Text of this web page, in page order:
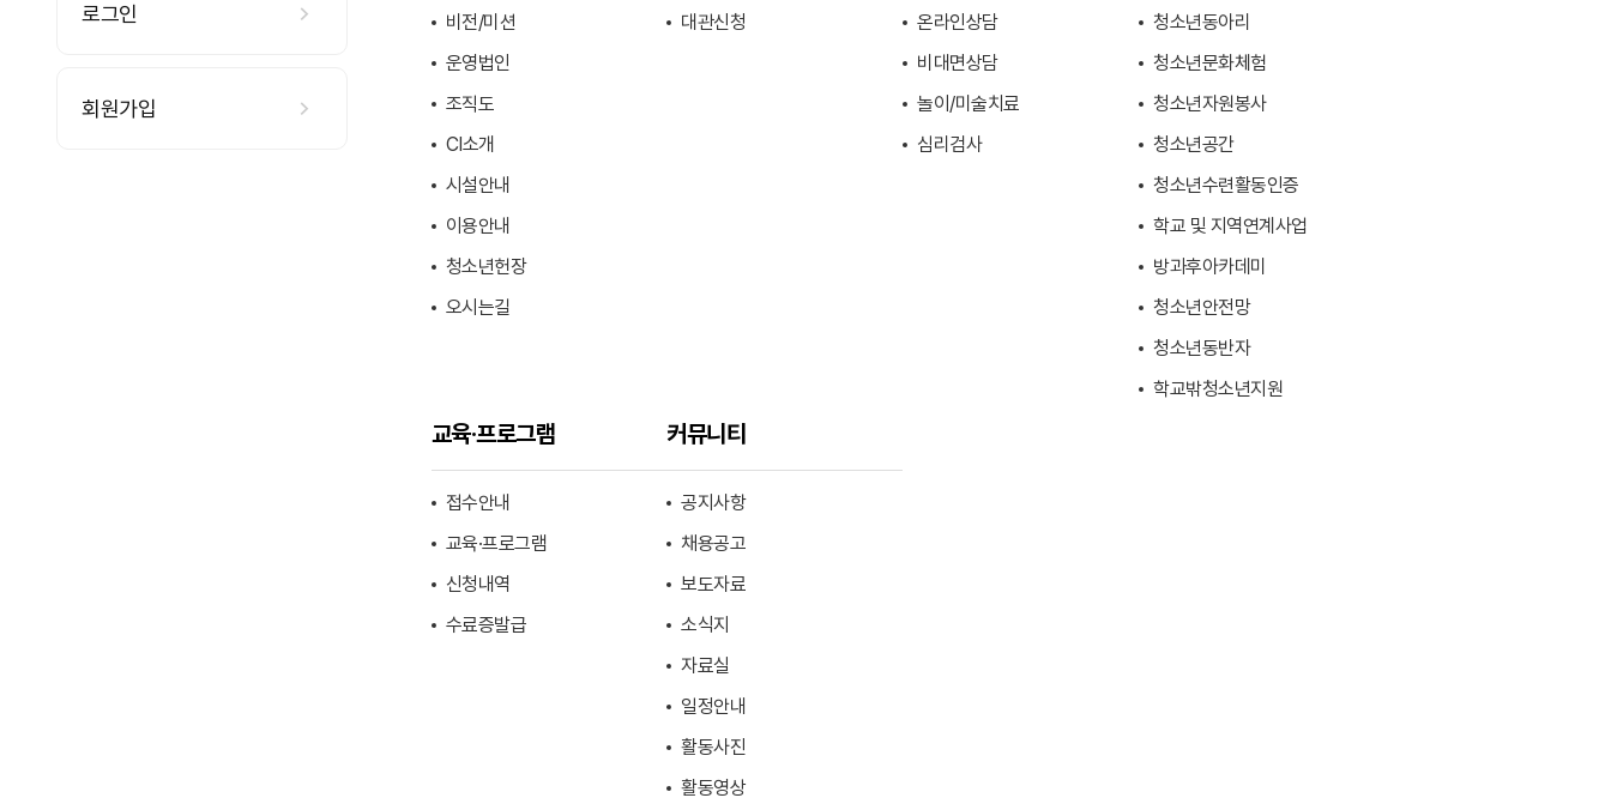
비전/미션
운영법인
조직도
CI소개
시설안내
이용안내
청소년헌장
오시는길
대관신청
온라인상담
비대면상담
놀이/미술치료
심리검사
청소년동아리
청소년문화체험
청소년자원봉사
청소년공간
청소년수련활동인증
학교 및 지역연계사업
방과후아카데미
청소년안전망
청소년동반자
학교밖청소년지원
교육·프로그램
접수안내
교육·프로그램
신청내역
수료증발급
커뮤니티
공지사항
채용공고
보도자료
소식지
자료실
일정안내
활동사진
활동영상
로그인
회원가입